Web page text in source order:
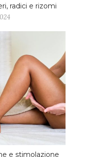
radici e rizomi
e stimolazione